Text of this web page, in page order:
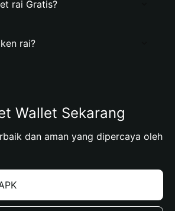
rai Gratis?
rai?
Wallet Sekarang
dan aman yang dipercaya oleh